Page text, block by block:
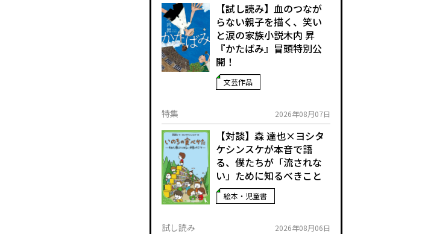
【試し読み】血のつなが
らない親子を描く、笑い
と涙の家族小説――木内 昇
『かたばみ』冒頭特別公
開！
文芸作品
特集 2026年08月07日
【対談】森 達也×ヨシタ
ケシンスケが本音で語
る、僕たちが「流されな
い」ために知るべきこと
絵本・児童書
試し読み 2026年08月06日